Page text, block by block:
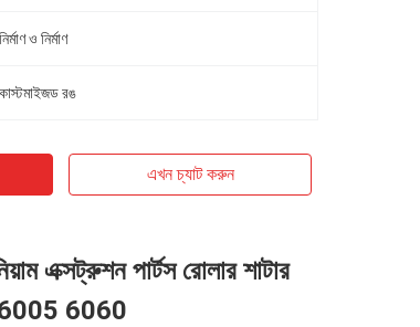
নির্মাণ ও নির্মাণ
কাস্টমাইজড রঙ
এখন চ্যাট করুন
এক্সট্রুশন পার্টস রোলার শাটার
6060